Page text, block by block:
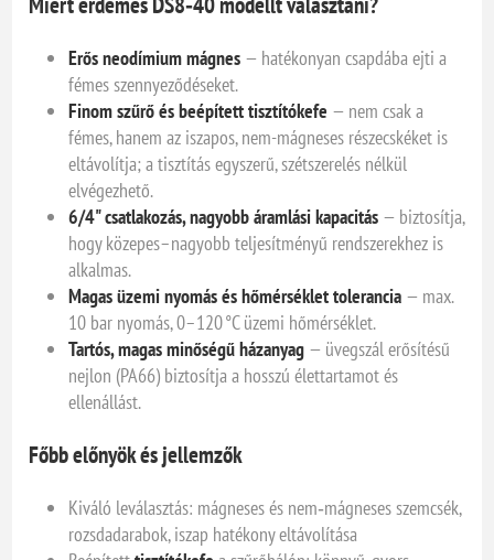
Erős neodímium mágnes — hatékonyan csapdába ejti a
fémes szennyeződéseket.
Finom szűrő és beépített tisztítókefe — nem csak a
fémes, hanem az iszapos, nem-mágneses részecskéket is
eltávolítja; a tisztítás egyszerű, szétszerelés nélkül
elvégezhető.
6/4" csatlakozás, nagyobb áramlási kapacitás — biztosítja,
hogy közepes–nagyobb teljesítményű rendszerekhez is
alkalmas.
Magas üzemi nyomás és hőmérséklet tolerancia — max.
10 bar nyomás, 0–120 °C üzemi hőmérséklet.
Tartós, magas minőségű házanyag — üvegszál erősítésű
nejlon (PA66) biztosítja a hosszú élettartamot és
ellenállást.
Főbb előnyök és jellemzők
Kiváló leválasztás: mágneses és nem‑mágneses szemcsék,
rozsdadarabok, iszap hatékony eltávolítása